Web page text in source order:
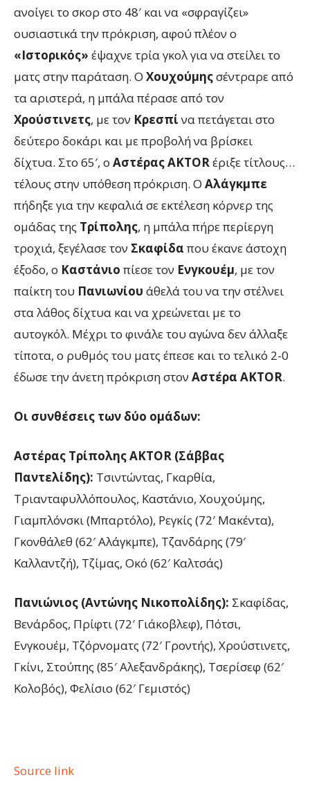
ανοίγει το σκορ στο 48′ και να «σφραγίζει»
ουσιαστικά την πρόκριση, αφού πλέον ο
«Ιστορικός» έψαχνε τρία γκολ για να στείλει το
ματς στην παράταση. Ο Χουχούμηςσέντραρε από
τα αριστερά, η μπάλα πέρασε από τον
Χρούστινετς, με τον Κρεσπίνα πετάγεται στο
δεύτερο δοκάρι και με προβολή να βρίσκει
δίχτυα. Στο 65′, ο Αστέρας AKTORέριξε τίτλους…
τέλους στην υπόθεση πρόκριση. Ο Αλάγκμπε
πήδηξε για την κεφαλιά σε εκτέλεση κόρνερ της
ομάδας της Τρίπολης, η μπάλα πήρε περίεργη
τροχιά, ξεγέλασε τον Σκαφίδα που έκανε άστοχη
έξοδο, ο Καστάνιο πίεσε τον Ενγκουέμ, με τον
παίκτη του Πανιωνίου άθελά του να την στέλνει
στα λάθος δίχτυα και να χρεώνεται με το
αυτογκόλ. Μέχρι το φινάλε του αγώνα δεν άλλαξε
τίποτα, ο ρυθμός του ματς έπεσε και το τελικό 2-0
έδωσε την άνετη πρόκριση στον Αστέρα AKTOR.
Οι συνθέσεις των δύο ομάδων:
Αστέρας Τρίπολης AKTOR (Σάββας
Παντελίδης): Τσιντώντας, Γκαρθία,
Τριανταφυλλόπουλος, Καστάνιο, Χουχούμης,
Γιαμπλόνσκι (Μπαρτόλο), Ρεγκίς (72′ Μακέντα),
Γκονθάλεθ (62′ Αλάγκμπε), Τζανδάρης (79′
Καλλαντζή), Τζίμας, Οκό (62′ Καλτσάς)
Πανιώνιος (Αντώνης Νικοπολίδης): Σκαφίδας,
Βενάρδος, Πρίφτι (72′ Γιάκοβλεφ), Πότσι,
Ενγκουέμ, Τζόρνοματς (72′ Γροντής), Χρούστινετς,
Γκίνι, Στούπης (85′ Αλεξανδράκης), Τσερίσεφ (62′
Κολοβός), Φελίσιο (62′ Γεμιστός)
Source link